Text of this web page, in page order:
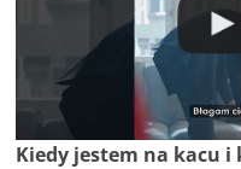
Kiedy jestem na kacu i